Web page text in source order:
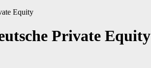
Equity
Private Equity